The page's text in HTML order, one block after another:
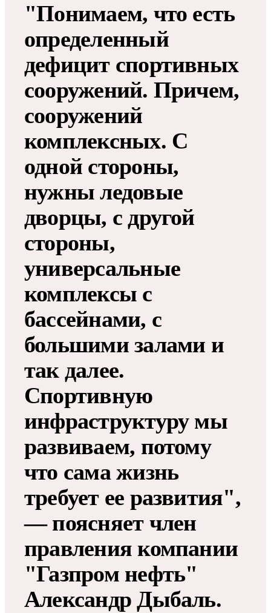
"Понимаем, что есть
определенный
дефицит спортивных
сооружений. Причем,
сооружений
комплексных. С
одной стороны,
нужны ледовые
дворцы, с другой
стороны,
универсальные
комплексы с
бассейнами, с
большими залами и
так далее.
Спортивную
инфраструктуру мы
развиваем, потому
что сама жизнь
требует ее развития",
— поясняет член
правления компании
"Газпром нефть"
Александр Дыбаль.